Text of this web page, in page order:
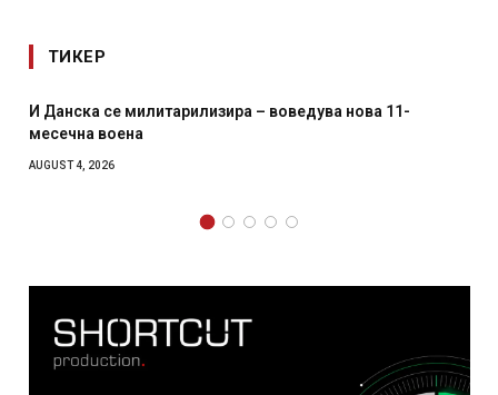
ТИКЕР
Уште двајца починаа од повредите во ресторан
главниот град на Русуија – експлозивот бил